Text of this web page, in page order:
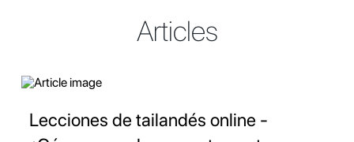
Articles
Lecciones de tailandés online -